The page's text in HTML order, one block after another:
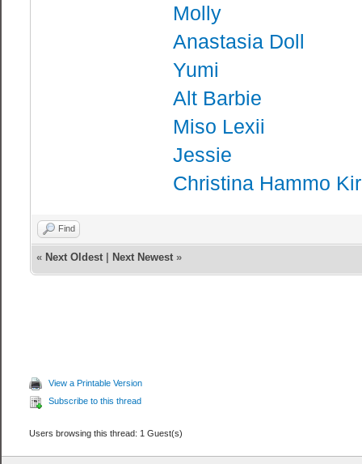
Molly
Anastasia Doll
Yumi
Alt Barbie
Miso Lexii
Jessie
Christina Hammo
Find
« Next Oldest| Next Newest»
View a Printable Version
Subscribe to this thread
Users browsing this thread: 1 Guest(s)